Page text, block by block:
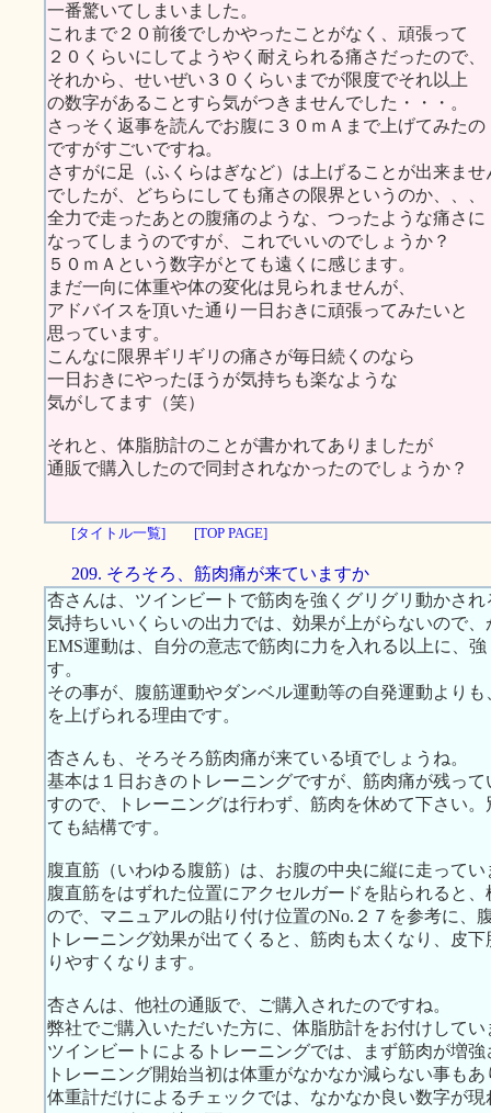
一番驚いてしまいました。
これまで２０前後でしかやったことがなく、頑張って
２０くらいにしてようやく耐えられる痛さだったので、
それから、せいぜい３０くらいまでが限度でそれ以上
の数字があることすら気がつきませんでした・・・。
さっそく返事を読んでお腹に３０ｍＡまで上げてみたの
ですがすごいですね。
さすがに足（ふくらはぎなど）は上げることが出来ませ
でしたが、どちらにしても痛さの限界というのか、、、
全力で走ったあとの腹痛のような、つったような痛さに
なってしまうのですが、これでいいのでしょうか？
５０ｍＡという数字がとても遠くに感じます。
まだ一向に体重や体の変化は見られませんが、
アドバイスを頂いた通り一日おきに頑張ってみたいと
思っています。
こんなに限界ギリギリの痛さが毎日続くのなら
一日おきにやったほうが気持ちも楽なような
気がしてます（笑）
それと、体脂肪計のことが書かれてありましたが
通販で購入したので同封されなかったのでしょうか？
[タイトル一覧] [TOP PAGE]
209. そろそろ、筋肉痛が来ていますか
杏さんは、ツインビートで筋肉を強くグリグリ動かさ
気持ちいいくらいの出力では、効果が上がらないので
EMS運動は、自分の意志で筋肉に力を入れる以上に、
す。
その事が、腹筋運動やダンベル運動等の自発運動より
を上げられる理由です。
杏さんも、そろそろ筋肉痛が来ている頃でしょうね。
基本は１日おきのトレーニングですが、筋肉痛が残っ
すので、トレーニングは行わず、筋肉を休めて下さい
ても結構です。
腹直筋（いわゆる腹筋）は、お腹の中央に縦に走ってい
腹直筋をはずれた位置にアクセルガードを貼られると
ので、マニュアルの貼り付け位置のNo.２７を参考に、
トレーニング効果が出てくると、筋肉も太くなり、皮
りやすくなります。
杏さんは、他社の通販で、ご購入されたのですね。
弊社でご購入いただいた方に、体脂肪計をお付けして
ツインビートによるトレーニングでは、まず筋肉が増
トレーニング開始当初は体重がなかなか減らない事もあ
体重計だけによるチェックでは、なかなか良い数字が